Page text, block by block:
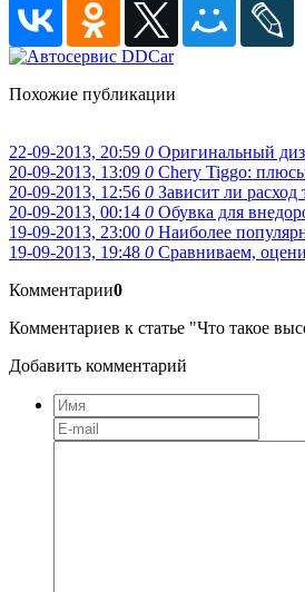
Похожие публикации
22-09-2013, 20:59 0 Оригинальный
20-09-2013, 13:09 0 Chery Tiggo:
20-09-2013, 12:56 0 Зависит ли
20-09-2013, 00:14 0 Обувка для
19-09-2013, 23:00 0 Наиболее
19-09-2013, 19:48 0 Сравниваем,
Комментарии0
Комментариев к статье "Что такое
Добавить комментарий